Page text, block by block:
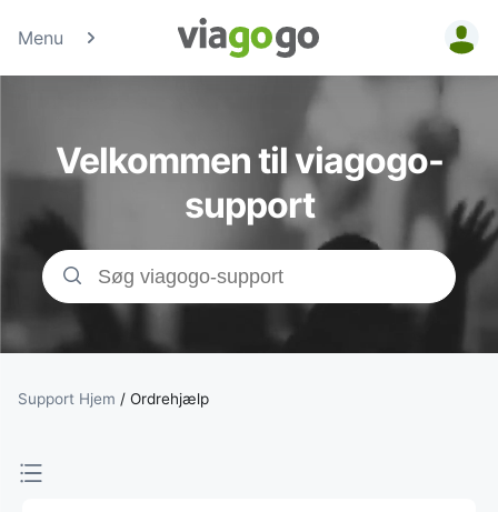
Menu
Billetter -
Sports- &amp;
Teaterbilletter |
viagogo-
Velkommen til viagogo-
support
Support Hjem / Ordrehjælp